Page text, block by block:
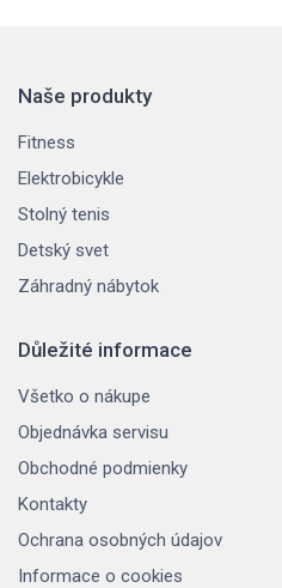
Naše produkty
Fitness
Elektrobicykle
Stolný tenis
Detský svet
Záhradný nábytok
Důležité informace
Všetko o nákupe
Objednávka servisu
Obchodné podmienky
Kontakty
Ochrana osobných údajov
Informace o cookies